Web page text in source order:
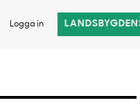
Logga in